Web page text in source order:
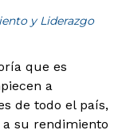
y Liderazgo
que es
a
de todo el país,
a su rendimiento